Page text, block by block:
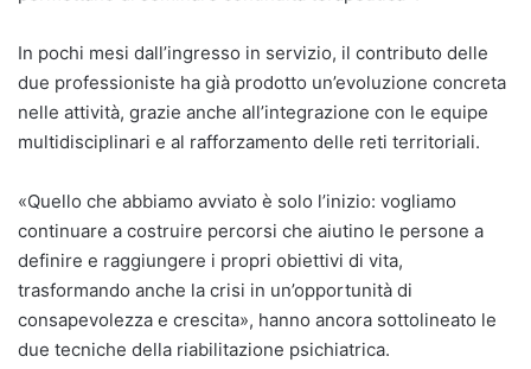
In pochi mesi dall’ingresso in servizio, il contributo delle
due professioniste ha già prodotto un’evoluzione concreta
nelle attività, grazie anche all’integrazione con le equipe
multidisciplinari e al rafforzamento delle reti territoriali.
«Quello che abbiamo avviato è solo l’inizio: vogliamo
continuare a costruire percorsi che aiutino le persone a
definire e raggiungere i propri obiettivi di vita,
trasformando anche la crisi in un’opportunità di
consapevolezza e crescita», hanno ancora sottolineato le
due tecniche della riabilitazione psichiatrica.